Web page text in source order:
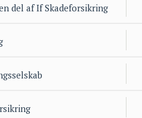
del af If Skadeforsikring